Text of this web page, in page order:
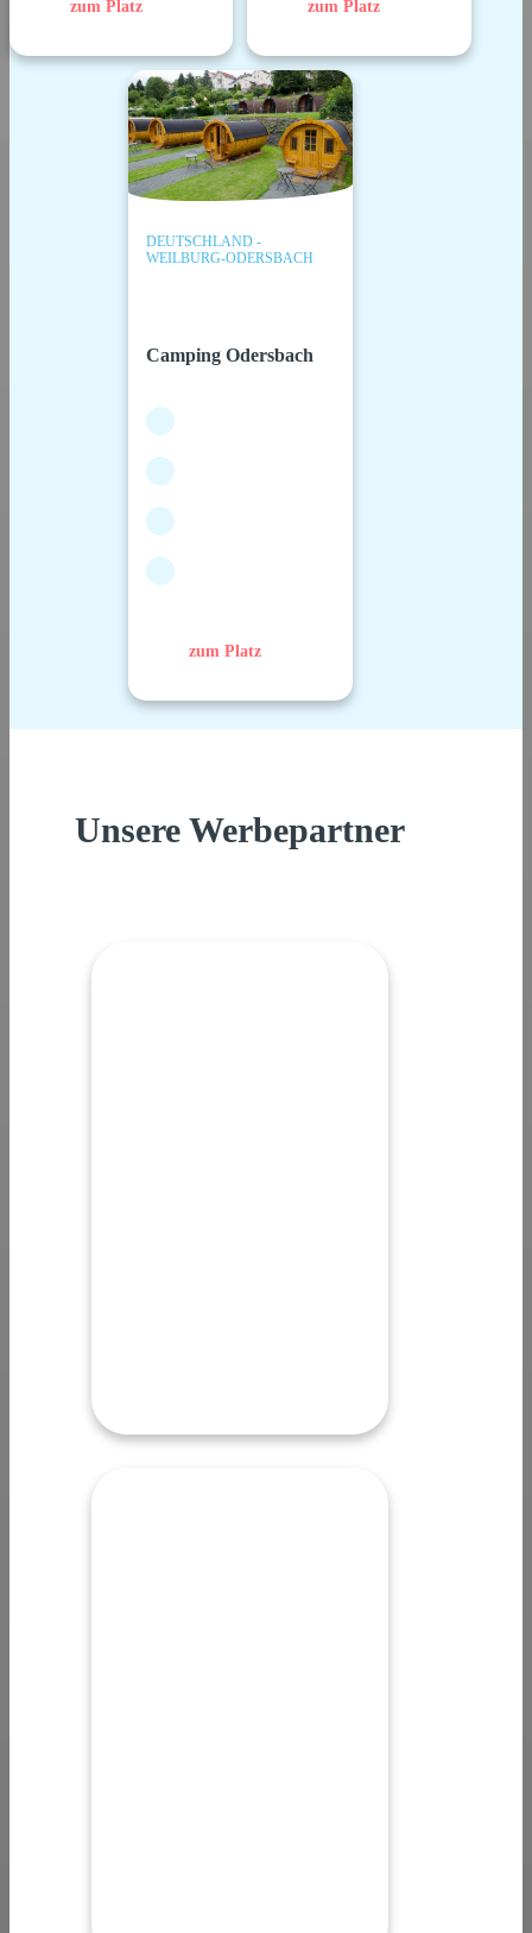
zum Platz zum Platz
DEUTSCHLAND -
WEILBURG-ODERSBACH
Camping Odersbach
zum Platz
Unsere Werbepartner